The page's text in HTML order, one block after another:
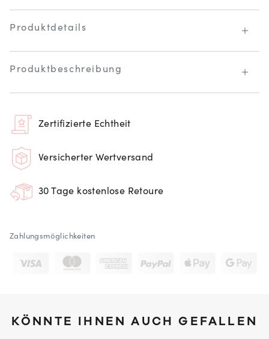
Produktdetails
Produktbeschreibung
Zertifizierte Echtheit
Versicherter Wertversand
30 Tage kostenlose Retoure
Zahlungsmöglichkeiten
KÖNNTE IHNEN AUCH GEFALLEN